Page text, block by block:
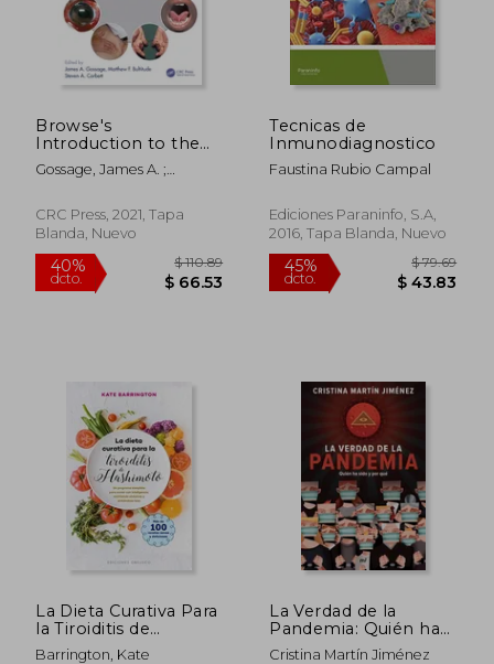
45%
dcto. $ 65.06
45%
dcto.
Browse's
Introduction to the
Symptoms & Signs of
Surgical Disease (en
Gossage, James A. ;
Corbett, Steven A.
CRC Press, 2021, Tapa
Blanda, Nuevo
Tecnicas de
Inmunodiagnostico
Faustina Rubio Campal
Ediciones Paraninfo, S.A,
2016, Tapa Blanda, Nuevo
La Dieta Curativa Para
la Tiroiditis de
Hashimoto
Barrington, Kate
La Verdad de la
Pandemia: Quién ha
Sido y por qué
Cristina Martín Jiménez